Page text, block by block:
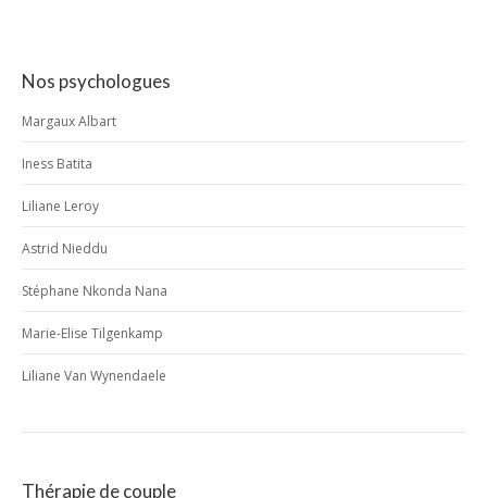
Nos psychologues
Margaux Albart
Iness Batita
Liliane Leroy
Astrid Nieddu
Stéphane Nkonda Nana
Marie-Elise Tilgenkamp
Liliane Van Wynendaele
Thérapie de couple